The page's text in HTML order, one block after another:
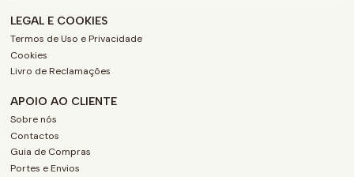
LEGAL E COOKIES
Termos de Uso e Privacidade
Cookies
Livro de Reclamações
APOIO AO CLIENTE
Sobre nós
Contactos
Guia de Compras
Portes e Envios